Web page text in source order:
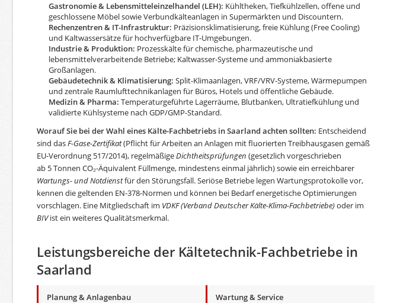
Gastronomie & Lebensmitteleinzelhandel (LEH): Kühltheken, Tiefkühlzellen, offene und
geschlossene Möbel sowie Verbundkälteanlagen in Supermärkten und Discountern.
Rechenzentren & IT-Infrastruktur: Präzisionsklimatisierung, freie Kühlung (Free Cooling)
und Kaltwassersätze für hochverfügbare IT-Umgebungen.
Industrie & Produktion: Prozesskälte für chemische, pharmazeutische und
lebensmittelverarbeitende Betriebe; Kaltwasser-Systeme und ammoniakbasierte
Großanlagen.
Gebäudetechnik & Klimatisierung: Split-Klimaanlagen, VRF/VRV-Systeme, Wärmepumpen
und zentrale Raumlufttechnikanlagen für Büros, Hotels und öffentliche Gebäude.
Medizin & Pharma: Temperaturgeführte Lagerräume, Blutbanken, Ultratiefkühlung und
validierte Kühlsysteme nach GDP/GMP-Standard.
Worauf Sie bei der Wahl eines Kälte-Fachbetriebs in Saarland achten sollten: Entscheidend
sind dasF-Gase-Zertifikat(Pflicht für Arbeiten an Anlagen mit fluorierten Treibhausgasen gemäß
EU-Verordnung 517/2014), regelmäßigeDichtheitsprüfungen (gesetzlich vorgeschrieben
ab 5 Tonnen CO₂-Äquivalent Füllmenge, mindestens einmal jährlich) sowie ein erreichbarer
Wartungs- und Notdienstfür den Störungsfall. Seriöse Betriebe legen Wartungsprotokolle vor,
kennen die geltenden EN-378-Normen und können bei Bedarf energetische Optimierungen
vorschlagen. Eine Mitgliedschaft im VDKF (Verband Deutscher Kälte-Klima-Fachbetriebe)oder im
BIVist ein weiteres Qualitätsmerkmal.
Leistungsbereiche der Kältetechnik-Fachbetriebe in
Saarland
Planung & Anlagenbau
Wartung & Service